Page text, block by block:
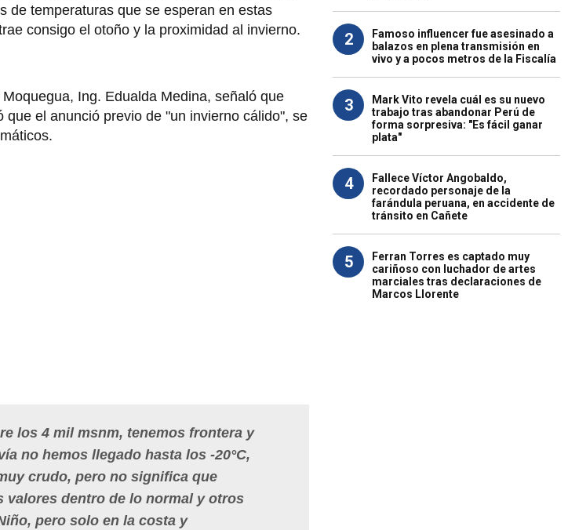
de temperaturas que se esperan en estas
consigo el otoño y la proximidad al invierno.
Ing. Edualda Medina, señaló que
el anunció previo de "un invierno cálido", se
los 4 mil msnm, tenemos frontera y
no hemos llegado hasta los -20°C,
crudo, pero no significa que
valores dentro de lo normal y otros
pero solo en la costa y
2
Famoso influencer fue asesinado a
balazos en plena transmisión en
vivo y a pocos metros de la Fiscalía
3
Mark Vito revela cuál es su nuevo
trabajo tras abandonar Perú de
forma sorpresiva: "Es fácil ganar
plata"
4
Fallece Víctor Angobaldo,
recordado personaje de la
farándula peruana, en accidente de
tránsito en Cañete
5
Ferran Torres es captado muy
cariñoso con luchador de artes
marciales tras declaraciones de
Marcos Llorente